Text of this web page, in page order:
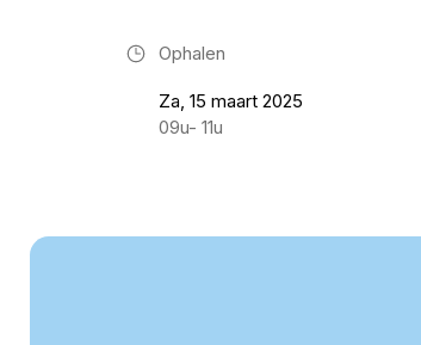
Ophalen
Za, 15 maart 2025
09u- 11u